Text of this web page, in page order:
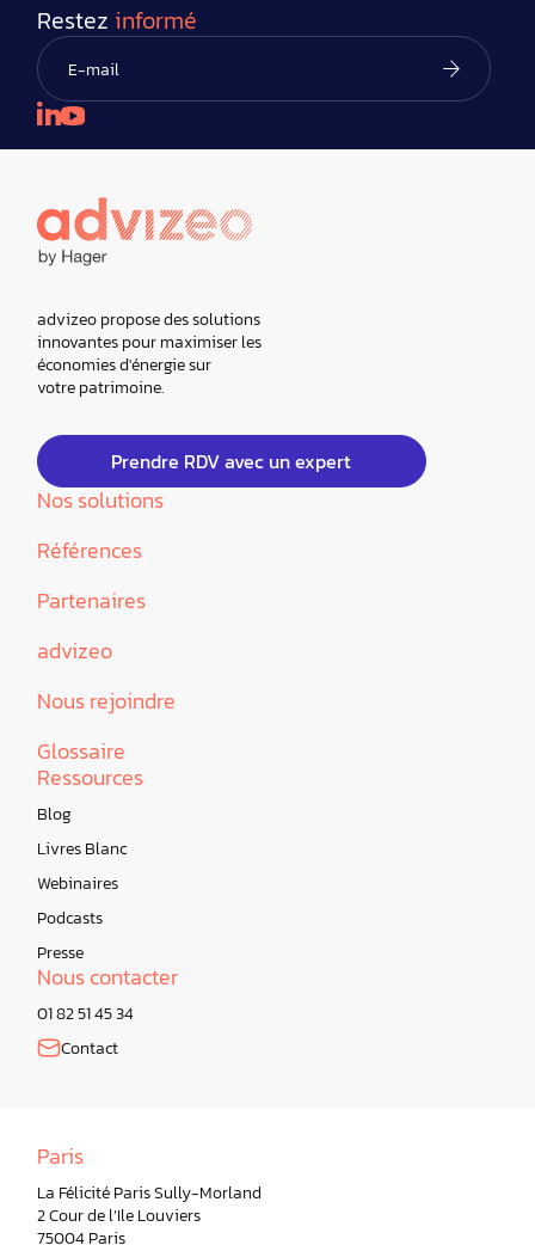
Restez informé
advizeo propose des solutions
innovantes pour maximiser les
économies d'énergie sur
votre patrimoine.
Prendre RDV avec un expert
Nos solutions
Références
Partenaires
advizeo
Nous rejoindre
Glossaire
Ressources
Blog
Livres Blanc
Webinaires
Podcasts
Presse
Nous contacter
01 82 51 45 34
Contact
Paris
La Félicité Paris Sully-Morland
2 Cour de l’Ile Louviers
75004 Paris